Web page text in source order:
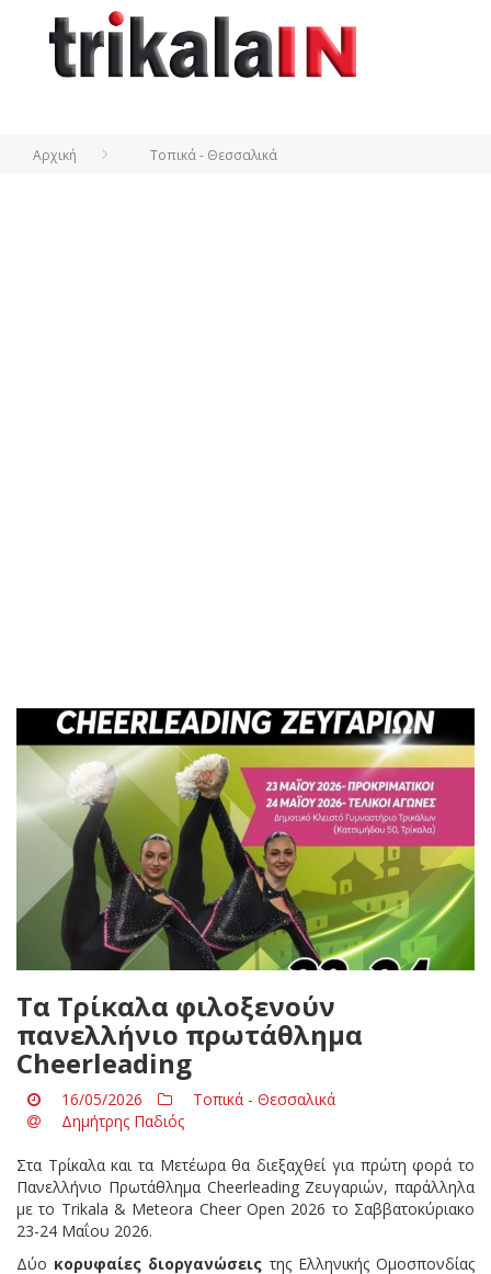
Αρχική Τοπικά - Θεσσαλικά
Τα Τρίκαλα φιλοξενούν
πανελλήνιο πρωτάθλημα
Cheerleading
16/05/2026
Τοπικά - Θεσσαλικά
Δημήτρης Παδιός
Στα Τρίκαλα και τα Μετέωρα θα διεξαχθεί για πρώτη φορά το
Πανελλήνιο Πρωτάθλημα Cheerleading Ζευγαριών, παράλληλα
με το Trikala & Meteora Cheer Open 2026 το Σαββατοκύριακο
23-24 Μαΐου 2026.
Δύο κορυφαίες διοργανώσεις της Ελληνικής Ομοσπονδίας